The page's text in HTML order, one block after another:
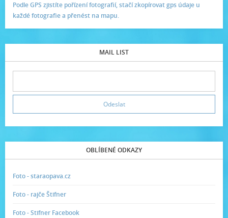
Podle GPS zjistíte pořízení fotografií, stačí zkopírovat gps údaje u
každé fotografie a přenést na mapu.
MAIL LIST
OBLÍBENÉ ODKAZY
Foto - staraopava.cz
Foto - rajče Štifner
Foto - Stifner Facebook